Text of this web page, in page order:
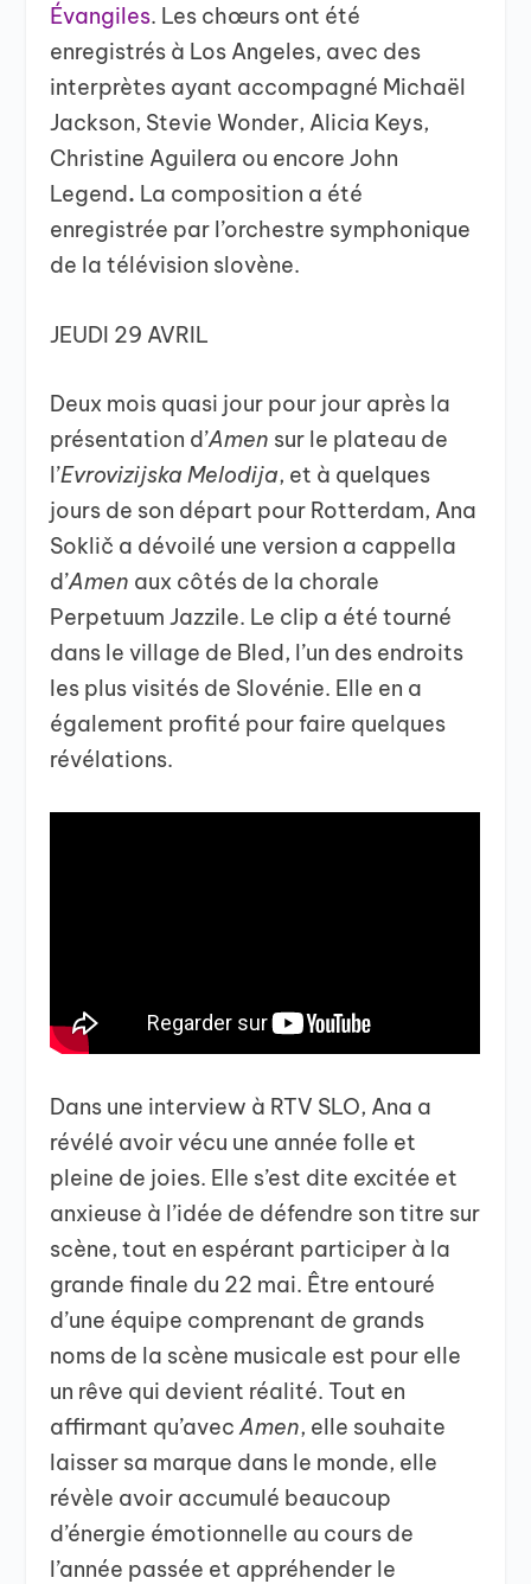
Évangiles. Les chœurs ont été
enregistrés à Los Angeles, avec des
interprètes ayant accompagné Michaël
Jackson, Stevie Wonder, Alicia Keys,
Christine Aguilera ou encore John
Legend. La composition a été
enregistrée par l’orchestre symphonique
de la télévision slovène.
JEUDI 29 AVRIL
Deux mois quasi jour pour jour après la
présentation d’Amen sur le plateau de
l’Evrovizijska Melodija, et à quelques
jours de son départ pour Rotterdam, Ana
Soklič a dévoilé une version a cappella
d’Amen aux côtés de la chorale
Perpetuum Jazzile. Le clip a été tourné
dans le village de Bled, l’un des endroits
les plus visités de Slovénie. Elle en a
également profité pour faire quelques
révélations.
Dans une interview à RTV SLO, Ana a
révélé avoir vécu une année folle et
pleine de joies. Elle s’est dite excitée et
anxieuse à l’idée de défendre son titre sur
scène, tout en espérant participer à la
grande finale du 22 mai. Être entouré
d’une équipe comprenant de grands
noms de la scène musicale est pour elle
un rêve qui devient réalité. Tout en
affirmant qu’avecAmen, elle souhaite
laisser sa marque dans le monde, elle
révèle avoir accumulé beaucoup
d’énergie émotionnelle au cours de
l’année passée et appréhender le